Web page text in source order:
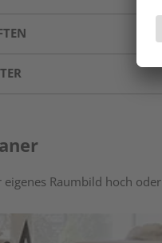
eigenes Raumbild hoch